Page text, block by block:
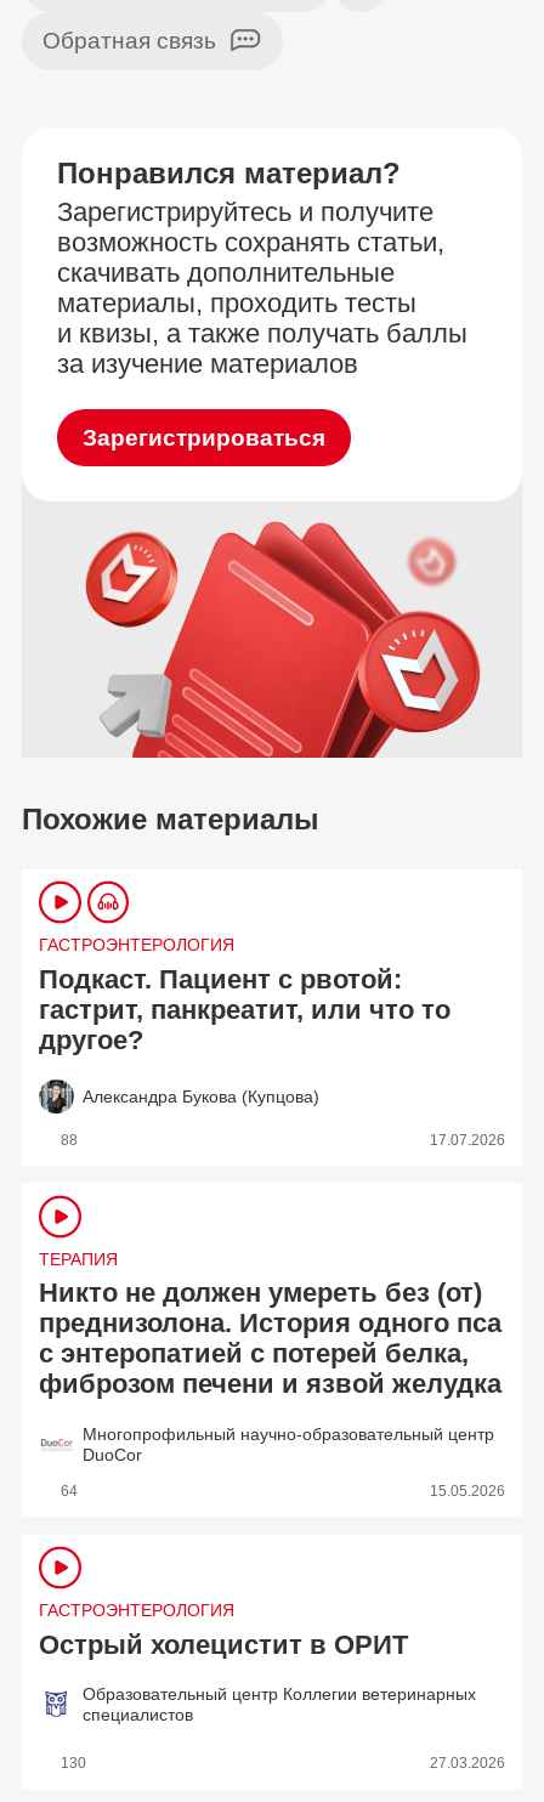
Обратная связь
Понравился материал?
Зарегистрируйтесь и получите
возможность сохранять статьи,
скачивать дополнительные
материалы, проходить тесты
и квизы, а также получать баллы
за изучение материалов
Зарегистрироваться
Похожие материалы
ГАСТРОЭНТЕРОЛОГИЯ
Подкаст. Пациент с рвотой:
гастрит, панкреатит, или что то
другое?
Александра Букова (Купцова)
88 17.07.2026
ТЕРАПИЯ
Никто не должен умереть без (от)
преднизолона. История одного пса
с энтеропатией с потерей белка,
фиброзом печени и язвой желудка
Многопрофильный научно-образовательный центр
DuoCor
64 15.05.2026
ГАСТРОЭНТЕРОЛОГИЯ
Острый холецистит в ОРИТ
Образовательный центр Коллегии ветеринарных
специалистов
130 27.03.2026